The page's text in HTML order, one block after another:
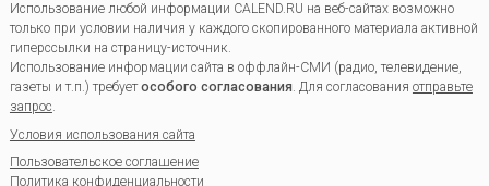
Использование любой информации CALEND.RU на веб-сайтах возможно
только при условии наличия у каждого скопированного материала активной
гиперссылки на страницу-источник.
Использование информации сайта в оффлайн-СМИ (радио, телевидение,
газеты и т.п.) требуетособого согласования. Для согласования отправьте
запрос.
Условия использования сайта
Пользовательское соглашение
Политика конфиденциальности